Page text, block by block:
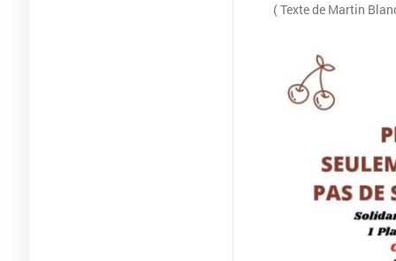
( Texte de Martin